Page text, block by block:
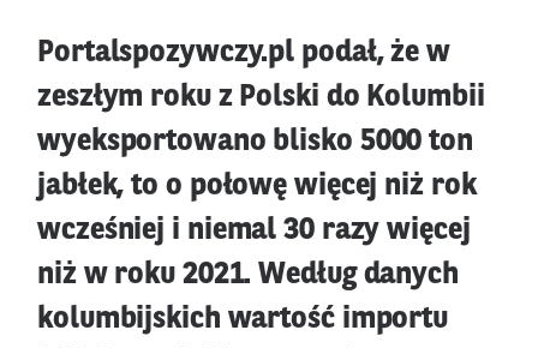
Portalspozywczy.pl podał, że w
zeszłym roku z Polski do Kolumbii
wyeksportowano blisko 5000 ton
jabłek, to o połowę więcej niż rok
wcześniej i niemal 30 razy więcej
niż w roku 2021. Według danych
kolumbijskich wartość importu